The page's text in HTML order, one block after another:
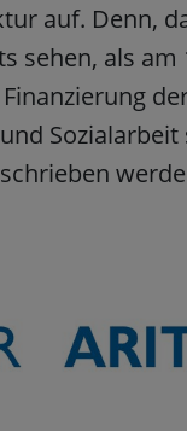
auf. Denn,
sehen, als